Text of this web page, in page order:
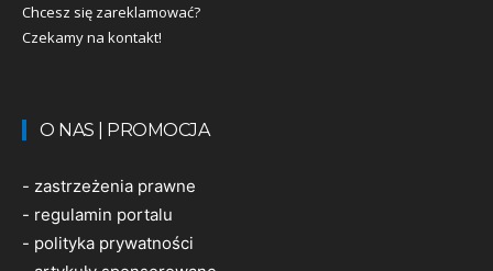
Chcesz się zareklamować?
Czekamy na kontakt!
O NAS | PROMOCJA
- zastrzeżenia prawne
- regulamin portalu
- polityka prywatności